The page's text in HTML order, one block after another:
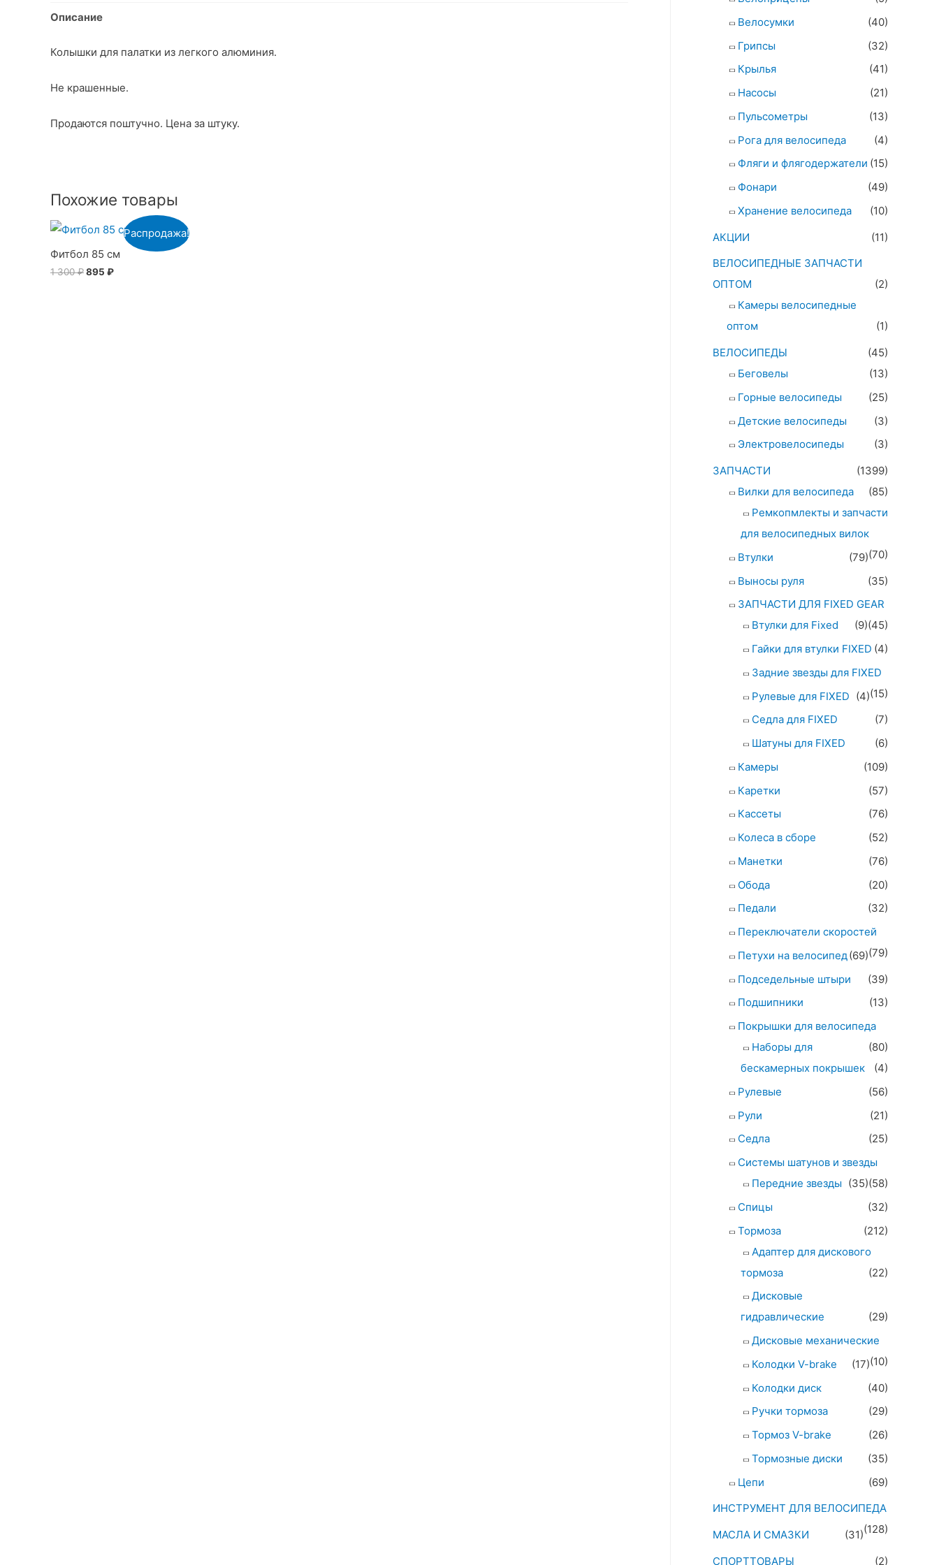
Описание
Колышки для палатки из легкого алюминия.
Не крашенные.
Продаются поштучно. Цена за штуку.
Похожие товары
Распродажа!
Фитбол 85 см
1 300₽895 ₽
Велосумки
(40)
Грипсы
(32)
Крылья
(41)
Насосы
(21)
Пульсометры
(13)
Рога для велосипеда
(4)
Фляги и флягодержатели (15)
Фонари
(49)
Хранение велосипеда
(10)
АКЦИИ
(11)
ВЕЛОСИПЕДНЫЕ ЗАПЧАСТИ
ОПТОМ
(2)
Камеры велосипедные
оптом
(1)
ВЕЛОСИПЕДЫ
(45)
Беговелы
(13)
Горные велосипеды
(25)
Детские велосипеды
(3)
Электровелосипеды
(3)
ЗАПЧАСТИ
(1399)
Вилки для велосипеда
(85)
Ремкопмлекты и запчасти
для велосипедных вилок
(70)
Втулки
(79)
Выносы руля
(35)
ЗАПЧАСТИ ДЛЯ FIXED GEAR
(45)
Втулки для Fixed
(9)
Гайки для втулки FIXED (4)
Задние звезды для FIXED
(15)
Рулевые для FIXED (4)
Седла для FIXED
(7)
Шатуны для FIXED
(6)
Камеры
(109)
Каретки
(57)
Кассеты
(76)
Колеса в сборе
(52)
Манетки
(76)
Обода
(20)
Педали
(32)
Переключатели скоростей
(79)
Петухи на велосипед(69)
Подседельные штыри
(39)
Подшипники
(13)
Покрышки для велосипеда
(80)
Наборы для
бескамерных покрышек
(4)
Рулевые
(56)
Рули
(21)
Седла
(25)
Системы шатунов и звезды
(58)
Передние звезды (35)
Спицы
(32)
Тормоза
(212)
Адаптер для дискового
тормоза
(22)
Дисковые
гидравлические
(29)
Дисковые механические
(10)
Колодки V-brake
(17)
Колодки диск
(40)
Ручки тормоза
(29)
Тормоз V-brake
(26)
Тормозные диски
(35)
Цепи
(69)
ИНСТРУМЕНТ ДЛЯ ВЕЛОСИПЕДА
(128)
МАСЛА И СМАЗКИ
(31)
СПОРТТОВАРЫ
(2)